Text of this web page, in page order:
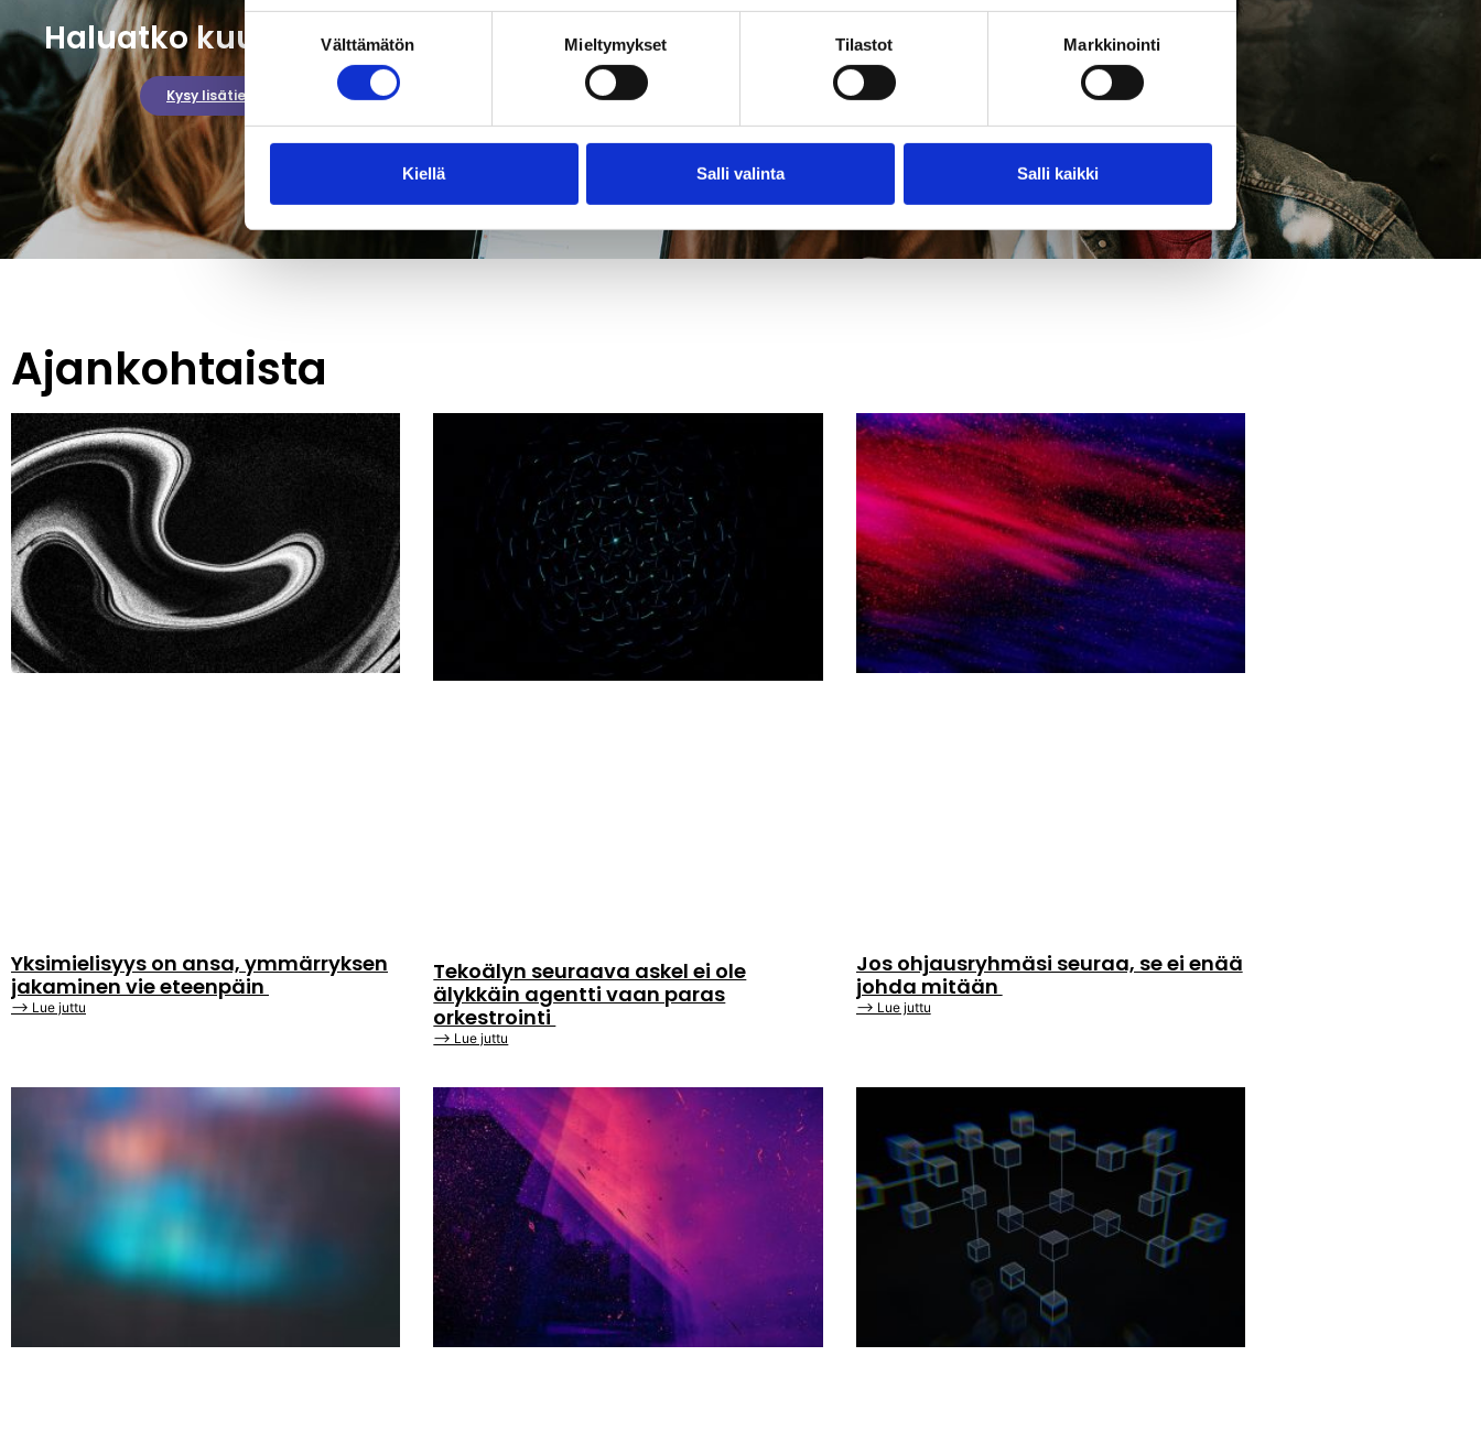
valinta
Välttämätön Mieltymykset Tilastot Markkinointi
Kiellä Salli valinta Salli kaikki
Haluatko kuulla lisää?
Kysy lisätietoja
Ajankohtaista
Yksimielisyys on ansa, ymmärryksen
jakaminen vie eteenpäin
⟶ Lue juttu
Tekoälyn seuraava askel ei ole
älykkäin agentti vaan paras
orkestrointi
⟶ Lue juttu
Jos ohjausryhmäsi seuraa, se ei enää
johda mitään
⟶ Lue juttu